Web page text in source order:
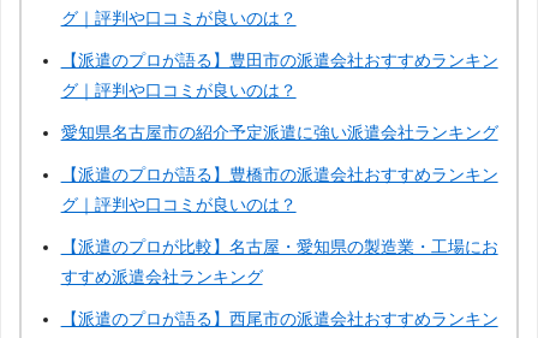
グ｜評判や口コミが良いのは？
【派遣のプロが語る】豊田市の派遣会社おすすめランキン
グ｜評判や口コミが良いのは？
愛知県名古屋市の紹介予定派遣に強い派遣会社ランキング
【派遣のプロが語る】豊橋市の派遣会社おすすめランキン
グ｜評判や口コミが良いのは？
【派遣のプロが比較】名古屋・愛知県の製造業・工場にお
すすめ派遣会社ランキング
【派遣のプロが語る】西尾市の派遣会社おすすめランキン